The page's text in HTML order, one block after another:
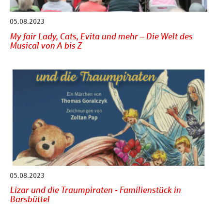
05.08.2023
My fair Lady, Cats, Evita und mehr – Die Welt des
Musical von A bis Z
05.08.2023
Lizar und die Traumpiraten - Familienstück in
Barsbüttel